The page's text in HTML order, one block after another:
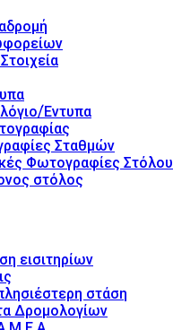
Έντυπα
Σταθμών
Φωτογραφίες Στόλου
στόλος
εισιτηρίων
στάση
Δρομολογίων